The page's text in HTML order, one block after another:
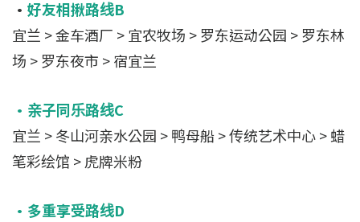
• 好友相揪路线B
宜兰 > 金车酒厂 > 宜农牧场 > 罗东运动公园 > 罗东林
场 > 罗东夜市 > 宿宜兰
•亲子同乐路线C
宜兰 > 冬山河亲水公园 > 鸭母船 > 传统艺术中心 > 蜡
笔彩绘馆 > 虎牌米粉
•多重享受路线D